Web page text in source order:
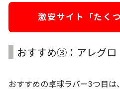
激安サイト「たく
おすすめ③：アレグロ
おすすめの卓球ラバー3つ目は、